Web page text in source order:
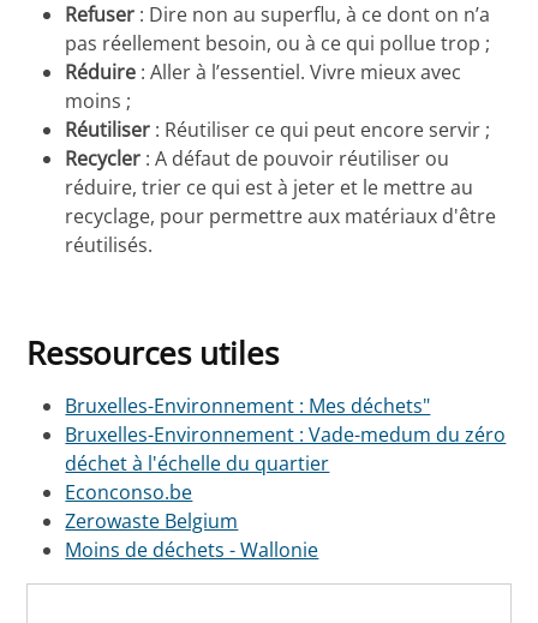
Refuser : Dire non au superflu, à ce dont on n’a
pas réellement besoin, ou à ce qui pollue trop ;
Réduire : Aller à l’essentiel. Vivre mieux avec
moins ;
Réutiliser : Réutiliser ce qui peut encore servir ;
Recycler : A défaut de pouvoir réutiliser ou
réduire, trier ce qui est à jeter et le mettre au
recyclage, pour permettre aux matériaux d'être
réutilisés.
Ressources utiles
Bruxelles-Environnement : Mes déchets"
Bruxelles-Environnement : Vade-medum du zéro
déchet à l'échelle du quartier
Econconso.be
Zerowaste Belgium
Moins de déchets - Wallonie